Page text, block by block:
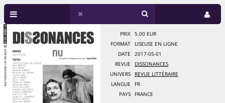
PRIX
5.00 EUR
FORMAT
LISEUSE EN LIGNE
DATE
2017-05-01
REVUE
DISSONANCES
UNIVERS
REVUE LITTÉRAIRE
LANGUE
FR
PAYS
FRANCE